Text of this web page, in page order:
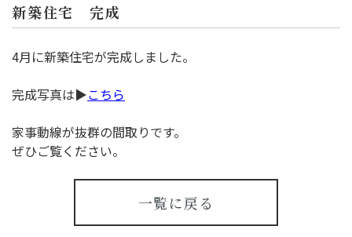
新築住宅 完成
4月に新築住宅が完成しました。
完成写真は▶こちら
家事動線が抜群の間取りです。
ぜひご覧ください。
一覧に戻る